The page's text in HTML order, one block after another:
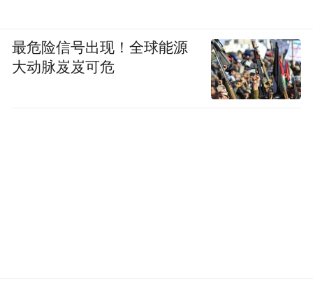
选手。它用S级的舒适、头部的智能、扎实的
三电和固若金汤的安全标准，为豪华纯电
SUV市场树立了一个“全面”的新坐标。
最危险信号出现！全球能源
大动脉岌岌可危